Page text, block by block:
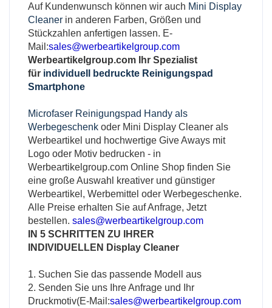
Auf Kundenwunsch können wir auch Mini Display
Cleaner in anderen Farben, Größen und
Stückzahlen anfertigen lassen. E-
Mail:sales@werbeartikelgroup.com
Werbeartikelgroup.com Ihr Spezialist
für individuell bedruckte Reinigungspad
Smartphone
Microfaser Reinigungspad Handy als
Werbegeschenk oder Mini Display Cleaner als
Werbeartikel und hochwertige Give Aways mit
Logo oder Motiv bedrucken - in
Werbeartikelgroup.com Online Shop finden Sie
eine große Auswahl kreativer und günstiger
Werbeartikel, Werbemittel oder Werbegeschenke.
Alle Preise erhalten Sie auf Anfrage, Jetzt
bestellen. sales@werbeartikelgroup.com
IN 5 SCHRITTEN ZU IHRER
INDIVIDUELLEN Display Cleaner
1. Suchen Sie das passende Modell aus
2. Senden Sie uns Ihre Anfrage und Ihr
Druckmotiv(E-Mail:sales@werbeartikelgroup.com